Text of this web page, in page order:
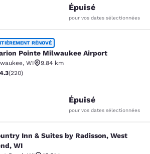
Épuisé
pour vos dates sélectionnées
Milwaukee Airport
RÉNOVÉ
Pointe Milwaukee Airport
, WI
9.84 km
étoiles. Excellent. 220 commentaires
4.3(220)
Épuisé
pour vos dates sélectionnées
& Suites by Radisson,
Inn & Suites by Radisson, West
WI